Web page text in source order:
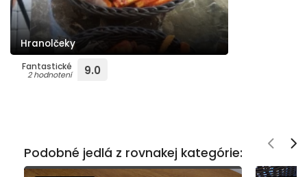
Hranolčeky
Fantastické
2 hodnotení 9.0
Podobné jedlá z rovnakej kategórie: